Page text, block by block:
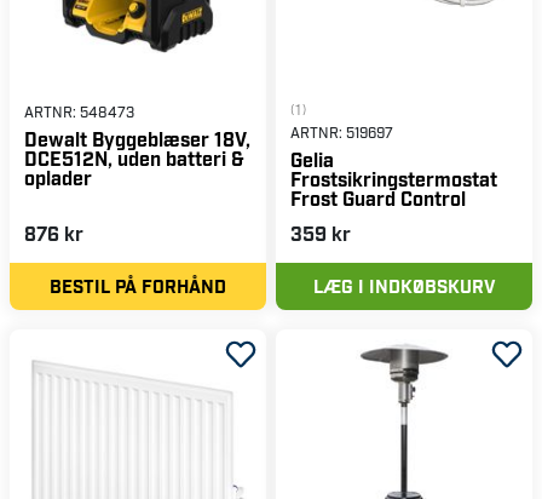
ARTNR: 548473
Dewalt Byggeblæser 18V,
DCE512N, uden batteri &
oplader
876 kr
BESTIL PÅ FORHÅND
(1)
ARTNR: 519697
Gelia
Frostsikringstermostat
Frost Guard Control
359 kr
LÆG I INDKØBSKURV